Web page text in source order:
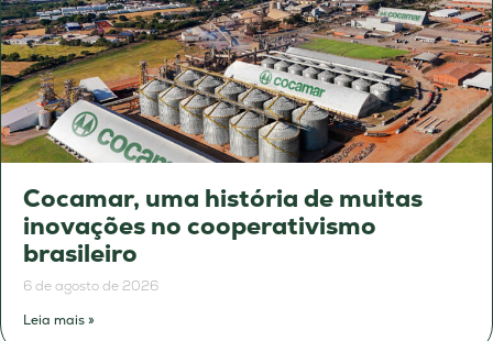
Cocamar, uma história de muitas
inovações no cooperativismo
brasileiro
6 de agosto de 2026
Leia mais »